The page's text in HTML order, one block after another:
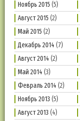
Ноябрь 2015 (5)
Август 2015 (2)
Май 2015 (2)
Декабрь 2014 (7)
Август 2014 (2)
Май 2014 (3)
Февраль 2014 (2)
Ноябрь 2013 (5)
Август 2013 (4)